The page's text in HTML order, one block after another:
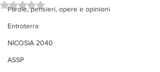
Parole, pensieri, opere e opinioni
Entroterra
NICOSIA 2040
ASSP
Valutazione NaN stelle su 5.